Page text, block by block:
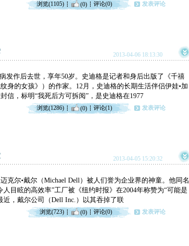
浏览(1105) (0) 评论(0) 发表评论
2013-04-06 18:13:30
发作后去世，享年50岁。史迪格是记者和身后出版了《千禧
身的女孩》）的作家。12月，史迪格的长期生活伴侣伊娃•加
信，标明“我死后方可拆阅”，是史迪格在1977
浏览(1286) (0) 评论(1) 发表评论
2013-04-05 15:20:32
克尔•戴尔（Michael Dell）被人们誉为企业界的神童。他同名
目眩的高效率”工厂被《纽约时报》在2004年称赞为“可能是
近，戴尔公司（Dell Inc.）以其吞掉了联
浏览(723) (0) 评论(0) 发表评论